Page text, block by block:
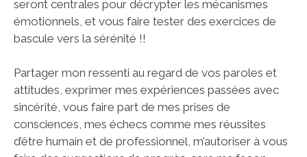
seront centrales pour décrypter les mécanismes
émotionnels, et vous faire tester des exercices de
bascule vers la sérénité !!
Partager mon ressenti au regard de vos paroles et
attitudes, exprimer mes expériences passées avec
sincérité, vous faire part de mes prises de
consciences, mes échecs comme mes réussites
d’être humain et de professionnel, m’autoriser à vous